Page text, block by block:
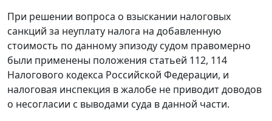
При решении вопроса о взыскании налоговых
санкций за неуплату налога на добавленную
стоимость по данному эпизоду судом правомерно
были применены положения статьей 112, 114
Налогового кодекса Российской Федерации, и
налоговая инспекция в жалобе не приводит доводов
о несогласии с выводами суда в данной части.